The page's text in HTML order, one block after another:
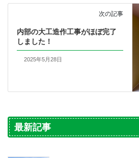
次の記事
内部の大工造作工事がほぼ完了
しました！
2025年5月28日
最新記事